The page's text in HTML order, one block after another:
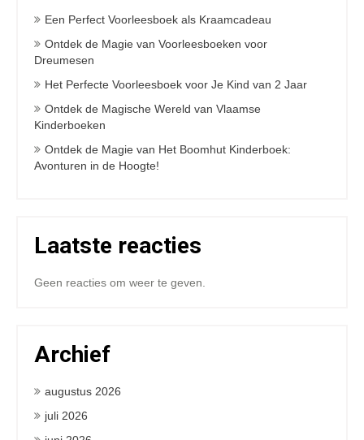
Een Perfect Voorleesboek als Kraamcadeau
Ontdek de Magie van Voorleesboeken voor
Dreumesen
Het Perfecte Voorleesboek voor Je Kind van 2 Jaar
Ontdek de Magische Wereld van Vlaamse
Kinderboeken
Ontdek de Magie van Het Boomhut Kinderboek:
Avonturen in de Hoogte!
Laatste reacties
Geen reacties om weer te geven.
Archief
augustus 2026
juli 2026